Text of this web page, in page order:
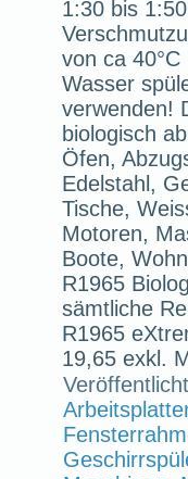
1:30 bis
von ca
Wasser
verwenden!
biologisch
Öfen,
Edelstahl,
Tische,
Motoren,
Boote,
R1965
sämtliche
R1965
19,65 exkl.